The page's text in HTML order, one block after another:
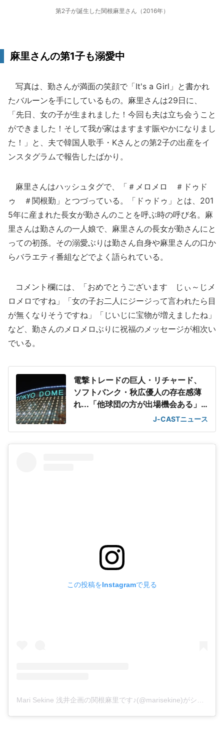
第2子が誕生した関根麻里さん（2016年）
麻里さんの第1子も溺愛中
写真は、勤さんが満面の笑顔で「It's a Girl」と書かれ
たバルーンを手にしているもの。麻里さんは29日に、
「先日、女の子が生まれました！今回も夫は立ち会うこと
ができました！そして我が家はますます賑やかになりまし
た！」と、夫で韓国人歌手・Kさんとの第2子の出産をイ
ンスタグラムで報告したばかり。
麻里さんはハッシュタグで、「＃メロメロ ＃ドゥド
ゥ ＃関根勤」とつづっている。「ドゥドゥ」とは、201
5年に産まれた長女が勤さんのことを呼ぶ時の呼び名。麻
里さんは勤さんの一人娘で、麻里さんの長女が勤さんにと
っての初孫。その溺愛ぶりは勤さん自身や麻里さんの口か
らバラエティ番組などでよく語られている。
コメント欄には、「おめでとうございます じぃ～じメ
ロメロですね」「女の子お二人にジージって言われたら目
が無くなりそうですね」「じいじに宝物が増えましたね」
など、勤さんのメロメロぶりに祝福のメッセージが相次い
でいる。
電撃トレードの巨人・リチャード、
ソフトバンク・秋広優人の存在感薄
れ...「他球団の方が出場機会ある」
J-CASTニュース
この投稿をInstagramで見る